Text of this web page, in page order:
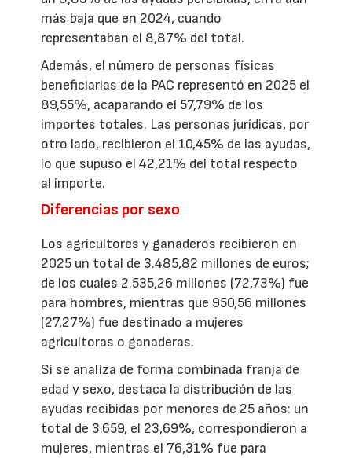
más baja que en 2024, cuando
representaban el 8,87% del total.
Además, el número de personas físicas
beneficiarias de la PAC representó en 2025 el
89,55%, acaparando el 57,79% de los
importes totales. Las personas jurídicas, por
otro lado, recibieron el 10,45% de las ayudas,
lo que supuso el 42,21% del total respecto
al importe.
Diferencias por sexo
Los agricultores y ganaderos recibieron en
2025 un total de 3.485,82 millones de euros;
de los cuales 2.535,26 millones (72,73%) fue
para hombres, mientras que 950,56 millones
(27,27%) fue destinado a mujeres
agricultoras o ganaderas.
Si se analiza de forma combinada franja de
edad y sexo, destaca la distribución de las
ayudas recibidas por menores de 25 años: un
total de 3.659, el 23,69%, correspondieron a
mujeres, mientras el 76,31% fue para